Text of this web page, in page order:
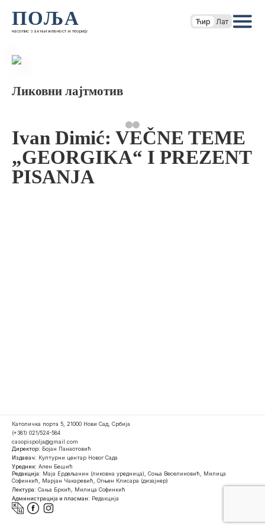
ПОЉА
часопис за књижевност и теорију
Ћир Лат
Ликовни лајтмотив
Ivan Dimić: VEČNE TEME
„GEORGIKA“ I PREZENT
PISANJA
Католичка порта 5, 21000 Нови Сад, Србија
(+381) 021/524-584
casopispolja@gmail.com
Директор: Бојан Панаотовић
Издавач: Културни центар Новог Сада
Уредник: Ален Бешић
Редакција: Маја Ердељанин (ликовна уредница), Соња Веселиновић, Милица
Софинкић, Марјан Чакаревић, Огњен Клисара (дизајнер)
Лектура: Сања Бркић, Милица Софинкић
Администрација и пласман: Редакција